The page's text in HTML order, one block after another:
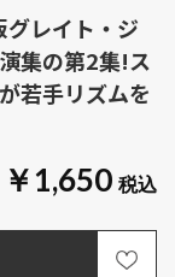
￥1,650
レイト・ジ
集の第2集!ス
若手リズムを